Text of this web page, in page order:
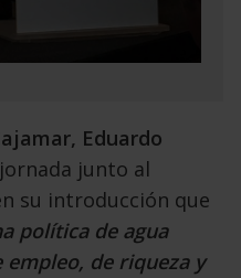
Eduardo
junto al
su introducción que
política de agua
empleo, de riqueza y